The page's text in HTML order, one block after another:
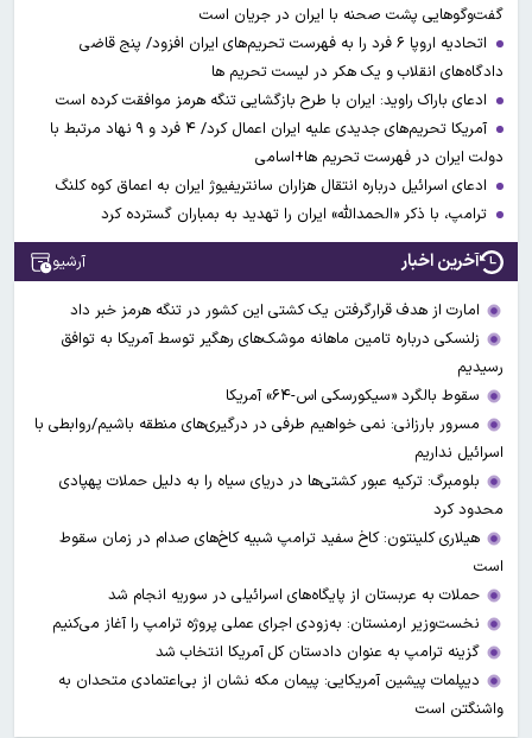
گفت‌وگوهایی پشت صحنه با ایران در جریان است
اتحادیه اروپا ۶ فرد را به فهرست تحریم‌های ایران افزود/ پنج قاضی
دادگاه‌های انقلاب و یک هکر در لیست تحریم ها
ادعای باراک راوید: ایران با طرح بازگشایی تنگه هرمز موافقت کرده است
آمریکا تحریم‌های جدیدی علیه ایران اعمال کرد/ ۴ فرد و ۹ نهاد مرتبط با
دولت ایران در فهرست تحریم ها+اسامی
ادعای اسرائیل درباره انتقال هزاران سانتریفیوژ ایران به اعماق کوه کلنگ
ترامپ، با ذکر «الحمدالله» ایران را تهدید به بمباران گسترده کرد
آخرین اخبار آرشیو
امارت از هدف قرارگرفتن یک کشتی این کشور در تنگه هرمز خبر داد
زلنسکی درباره تامین ماهانه موشک‌های رهگیر توسط آمریکا به توافق
رسیدیم
سقوط بالگرد «سیکورسکی اس-۶۴» آمریکا
مسرور بارزانی: نمی خواهیم طرفی در درگیری‌های منطقه باشیم/روابطی با
اسرائیل نداریم
بلومبرگ: ترکیه عبور کشتی‌ها در دریای سیاه را به دلیل حملات پهپادی
محدود کرد
هیلاری کلینتون: کاخ سفید ترامپ شبیه کاخ‌های صدام در زمان سقوط
است
حملات به عربستان از پایگاه‌های اسرائیلی در سوریه انجام شد
نخست‌وزیر ارمنستان: به‌زودی اجرای عملی پروژه ترامپ را آغاز می‌کنیم
گزینه ترامپ به عنوان دادستان کل آمریکا انتخاب شد
دیپلمات پیشین آمریکایی: پیمان مکه نشان از بی‌اعتمادی متحدان به
واشنگتن است